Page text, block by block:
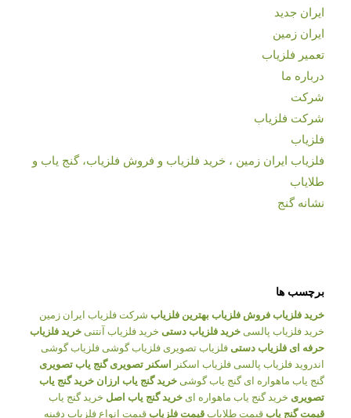
ایران جدید
ایران زمین
تعمیر فلزیاب
درباره ما
شرکت
شرکت فلزیاب
فلزیاب
فلزیاب ایران زمین ، خرید فلزیاب و فروش فلزیاب، گنج یاب و
طلایاب
نشانه گنج
برچسب ها
خرید فلزیاب فروش فلزیاب بهترین فلزیاب شرکت فلزیاب ایران زمین
خرید فلزیاب پالسی خرید فلزیاب دستی خرید فلزیاب آنتنی خرید فلزیاب
حرفه ای فلزیاب دستی فلزیاب تصویری فلزیاب گوشی فلزیاب گوشی
اندروید فلزیاب پالسی فلزیاب اسکنر اسکنر تصویری گنج یاب تصویری
گنج یاب ماهواره ای گنج یاب گوشی خرید گنج یاب ارزان خرید گنج یاب
تصویری خرید گنج یاب ماهواره ای خرید گنج یاب اصل خرید گنج یاب
قیمت گنج یاب قیمت طلایاب قیمت فلزیاب قیمت انواع فلزیاب دفینه